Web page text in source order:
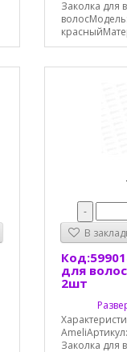
Заколка для
-
В
для
2шт
Заколка для